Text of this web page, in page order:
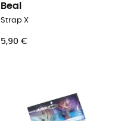
Beal
Strap X
5,90 €